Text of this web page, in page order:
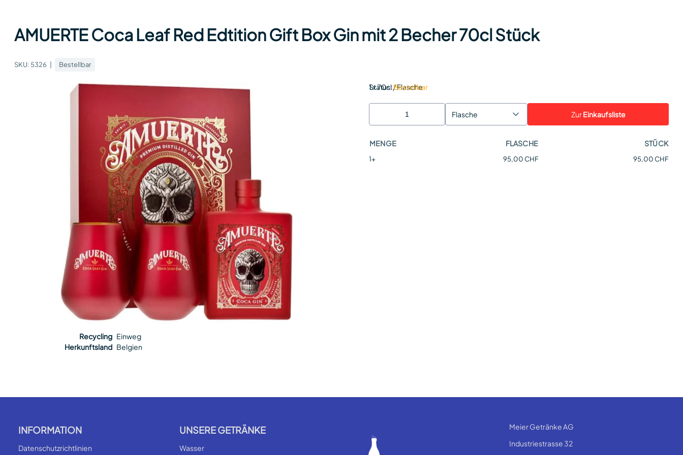
AMUERTE Coca Leaf Red Edtition Gift Box Gin mit 2 Becher 70cl Stück
SKU: 5326 Bestellbar
Status:Bestellbar
1 x 70cl / Flasche
Flasche ZurEinkaufsliste
MENGE FLASCHE STÜCK
1+ 95,00 CHF 95,00 CHF
Recycling Einweg
Herkunftsland Belgien
INFORMATION
Datenschutzrichtlinien
UNSERE GETRÄNKE
Wasser
Meier Getränke AG
Industriestrasse 32